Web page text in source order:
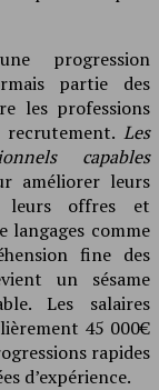
progression
partie des
les professions
Les
capables
améliorer leurs
leurs offres et
langages comme
fine des
un sésame
Les salaires
45 000€
rapides
d’expérience.